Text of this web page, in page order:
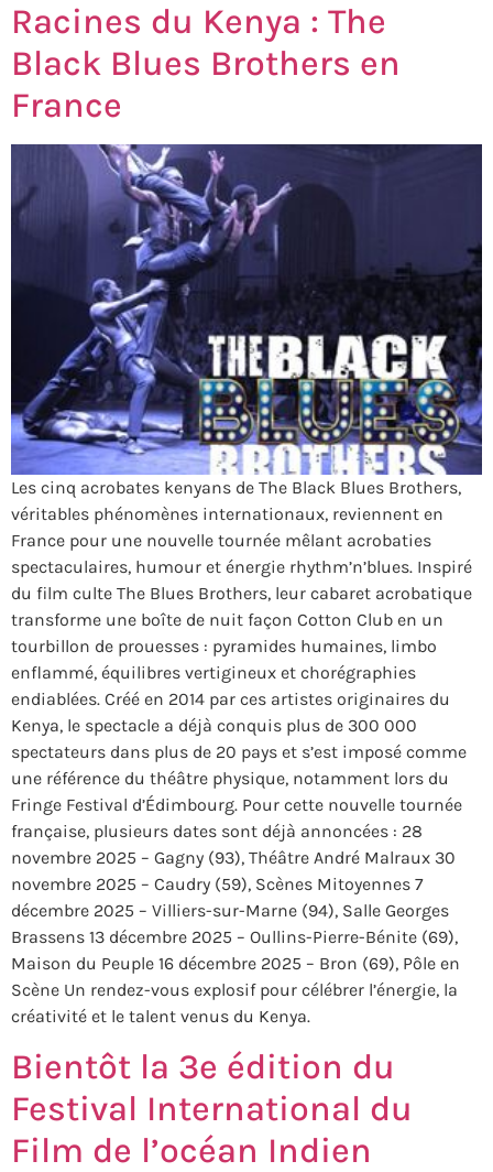
Racines du Kenya : The
Black Blues Brothers en
France
Les cinq acrobates kenyans de The Black Blues Brothers,
véritables phénomènes internationaux, reviennent en
France pour une nouvelle tournée mêlant acrobaties
spectaculaires, humour et énergie rhythm’n’blues. Inspiré
du film culte The Blues Brothers, leur cabaret acrobatique
transforme une boîte de nuit façon Cotton Club en un
tourbillon de prouesses : pyramides humaines, limbo
enflammé, équilibres vertigineux et chorégraphies
endiablées. Créé en 2014 par ces artistes originaires du
Kenya, le spectacle a déjà conquis plus de 300 000
spectateurs dans plus de 20 pays et s’est imposé comme
une référence du théâtre physique, notamment lors du
Fringe Festival d’Édimbourg. Pour cette nouvelle tournée
française, plusieurs dates sont déjà annoncées : 28
novembre 2025 – Gagny (93), Théâtre André Malraux 30
novembre 2025 – Caudry (59), Scènes Mitoyennes 7
décembre 2025 – Villiers-sur-Marne (94), Salle Georges
Brassens 13 décembre 2025 – Oullins-Pierre-Bénite (69),
Maison du Peuple 16 décembre 2025 – Bron (69), Pôle en
Scène Un rendez-vous explosif pour célébrer l’énergie, la
créativité et le talent venus du Kenya.
Bientôt la 3e édition du
Festival International du
Film de l’océan Indien